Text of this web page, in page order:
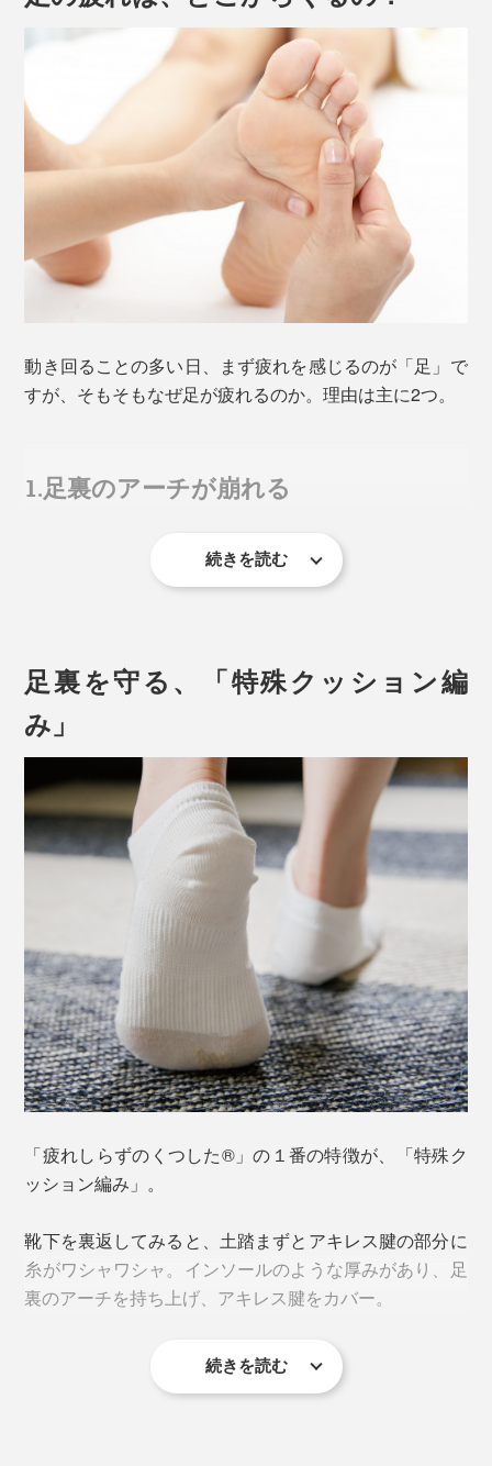
動き回ることの多い日、まず疲れを感じるのが「足」で
すが、そもそもなぜ足が疲れるのか。理由は主に2つ。
1.足裏のアーチが崩れる
米国足病医協会の調べによると、歩くときに足にかかる
構造が受け止めています。
たとえ、普段は足裏のアーチがしっかりしていても、長
も朝と夕方とでは、アーチの角度が違うそうです。
アーチが崩れることで、足裏のバネ機能が低下。衝撃を
吸収できず、足の筋肉に余計な負担がかかって疲れやす
くなり、土踏まずやかかとが痛む原因にもなるのだと
か。
2.靴下のズレで、足の動きにロスが出る
中でズレる」、「足が靴下の中でズレる」という2つの
「ズレ」によって余計な動きが生じ、それを補正しよう
続きを読む
足裏を守る、「特殊クッション編
み」
「疲れしらずのくつした®」の１番の特徴が、「特殊ク
ッション編み」。
靴下を裏返してみると、土踏まずとアキレス腱の部分に
糸がワシャワシャ。インソールのような厚みがあり、足
裏のアーチを持ち上げ、アキレス腱をカバー。
続きを読む